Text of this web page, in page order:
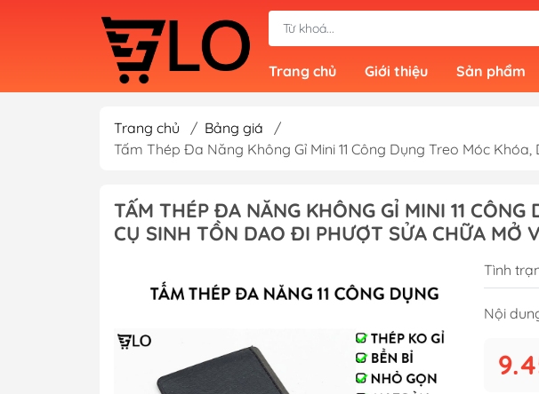
Trang chủ
Giới thiệu Sản phẩm
Trang chủ / Bảng giá
/
Tấm Thép Đa Năng Không Gỉ Mini 11 Công Dụng Treo Móc
TẤM THÉP ĐA NĂNG KHÔNG GỈ MINI 11
CỤ SINH TỒN DAO ĐI PHƯỢT SỬA CHỮA MỞ
Tình
Nội